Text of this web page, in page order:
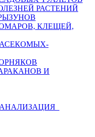
РАСТЕНИЙ
КЛЕЩЕЙ,
И